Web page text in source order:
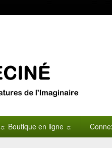
☼ Boutique en ligne ☼